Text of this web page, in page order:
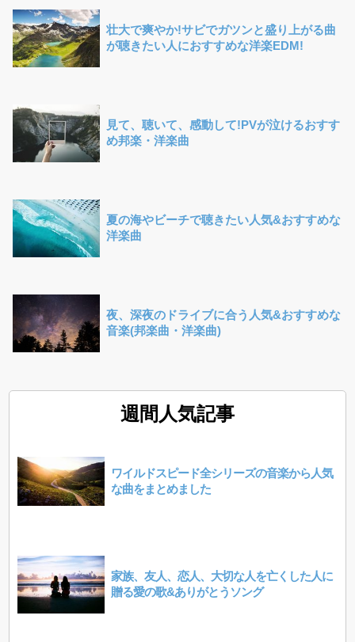
壮大で爽やか!サビでガツンと盛り上がる曲
が聴きたい人におすすめな洋楽EDM!
見て、聴いて、感動して!PVが泣けるおすす
め邦楽・洋楽曲
夏の海やビーチで聴きたい人気&おすすめな
洋楽曲
夜、深夜のドライブに合う人気&おすすめな
音楽(邦楽曲・洋楽曲)
週間人気記事
ワイルドスピード全シリーズの音楽から人気
な曲をまとめました
家族、友人、恋人、大切な人を亡くした人に
贈る愛の歌&ありがとうソング